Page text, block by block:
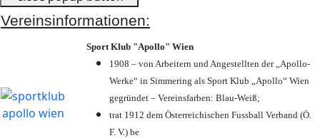
Vereinsinformationen:
Sport Klub "Apollo" Wien
1908 – von Arbeitern und Angestellten der „Apollo-
Werke“ in Simmering als Sport Klub „Apollo“ Wien
gegründet – Vereinsfarben: Blau-Weiß;
trat 1912 dem Österreichischen Fussball Verband (Ö.
F. V.) be